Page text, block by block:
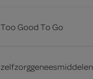
Too Good To Go
zelfzorggeneesmiddelen